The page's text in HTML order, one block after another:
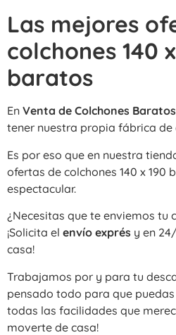
Las mejores
colchones 140
baratos
En Venta de Colchones Baratos
tener nuestra propia fábrica de
Es por eso que en nuestra
ofertas de colchones 140 x 190
espectacular.
¿Necesitas que te enviemos tu
¡Solicita el envío exprés y en
casa!
Trabajamos por y para tu
pensado todo para que
todas las facilidades que
moverte de casa!